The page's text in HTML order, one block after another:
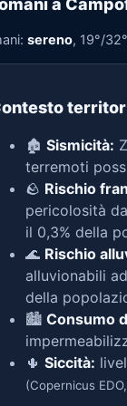
a
sereno, 19°/
🏚️ Sismicità:
terremoti
🪨 Rischio
pericolosità
il 0,3% della
🌊 Rischio
alluvionabili
della
🏙️ Consumo
🌵 Siccità:
(Copernicus